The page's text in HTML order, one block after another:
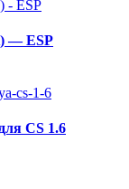
— ESP
CS 1.6